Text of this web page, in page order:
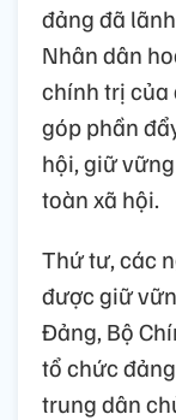
đảng đã
Nhân dân
chính trị của
góp phần
hội, giữ
toàn xã hội.
Thứ tư, các
được giữ
Đảng, Bộ
tổ chức
trung dân